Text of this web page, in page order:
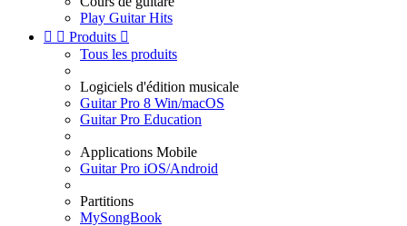
Play Guitar Hits
  Produits 
Tous les produits
Logiciels d'édition musicale
Guitar Pro 8 Win/macOS
Guitar Pro Education
Applications Mobile
Guitar Pro iOS/Android
Partitions
MySongBook